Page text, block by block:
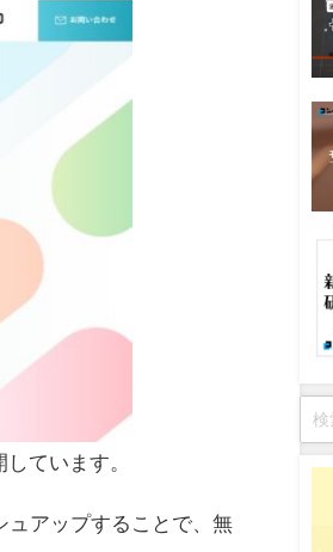
ています。
ュアップすることで、無